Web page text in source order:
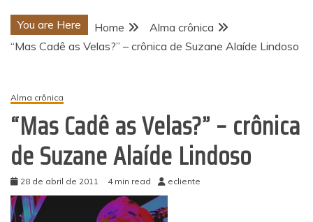
You are Here Home
Alma crônica
“Mas Cadê as Velas?” – crônica de Suzane Alaíde Lindoso
Alma crônica
“Mas Cadê as Velas?” – crônica
de Suzane Alaíde Lindoso
28 de abril de 2011 4 min read ecliente